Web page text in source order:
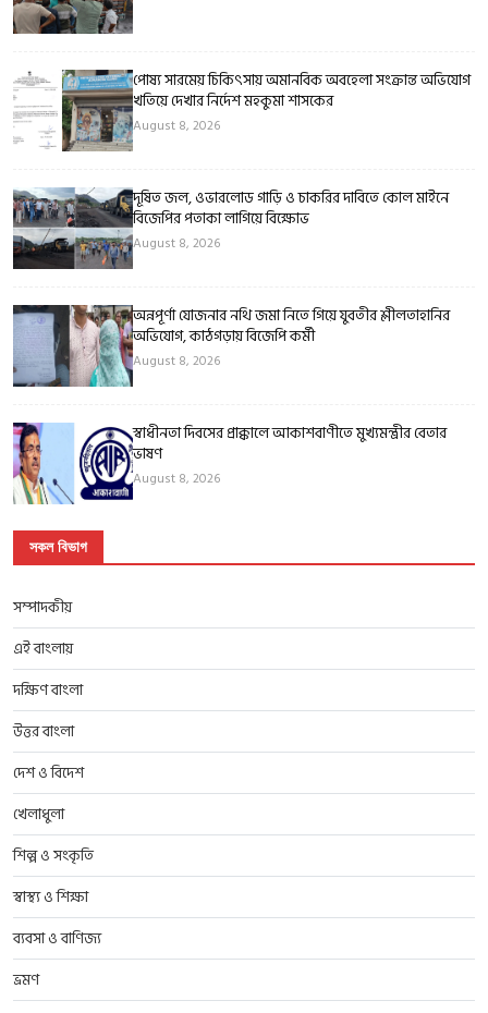
পোষ্য সারমেয় চিকিৎসায় অমানবিক অবহেলা সংক্রান্ত অভিযোগ
খতিয়ে দেখার নির্দেশ মহকুমা শাসকের
August 8, 2026
দূষিত জল, ওভারলোড গাড়ি ও চাকরির দাবিতে কোল মাইনে
বিজেপির পতাকা লাগিয়ে বিক্ষোভ
August 8, 2026
অন্নপূর্ণা যোজনার নথি জমা নিতে গিয়ে যুবতীর শ্লীলতাহানির
অভিযোগ, কাঠগড়ায় বিজেপি কর্মী
August 8, 2026
স্বাধীনতা দিবসের প্রাক্কালে আকাশবাণীতে মুখ্যমন্ত্রীর বেতার
ভাষণ
August 8, 2026
সকল বিভাগ
সম্পাদকীয়
এই বাংলায়
দক্ষিণ বাংলা
উত্তর বাংলা
দেশ ও বিদেশ
খেলাধুলা
শিল্প ও সংকৃতি
স্বাস্থ্য ও শিক্ষা
ব্যবসা ও বাণিজ্য
ভ্রমণ